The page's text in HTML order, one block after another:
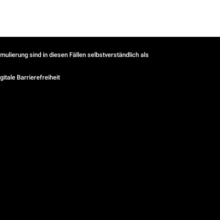
sind in diesen Fällen selbstverständlich als
Barrierefreiheit